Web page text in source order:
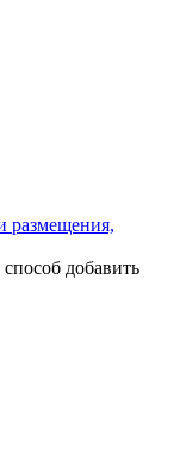
размещения,
добавить